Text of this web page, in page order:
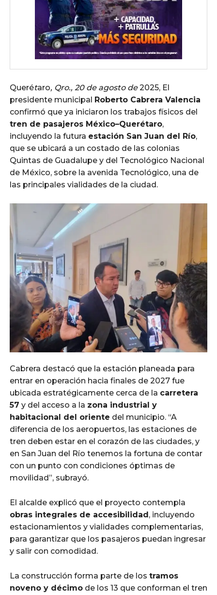
Querétaro, Qro., 20 de agosto de2025, El
presidente municipal Roberto Cabrera Valencia
confirmó que ya iniciaron los trabajos físicos del
tren de pasajeros México–Querétaro,
incluyendo la futura estación San Juan del Río,
que se ubicará a un costado de las colonias
Quintas de Guadalupe y del Tecnológico Nacional
de México, sobre la avenida Tecnológico, una de
las principales vialidades de la ciudad.
Cabrera destacó que la estación planeada para
entrar en operación hacia finales de 2027 fue
ubicada estratégicamente cerca de la carretera
57 y del acceso a la zona industrial y
habitacional del oriente del municipio. “A
diferencia de los aeropuertos, las estaciones de
tren deben estar en el corazón de las ciudades, y
en San Juan del Río tenemos la fortuna de contar
con un punto con condiciones óptimas de
movilidad”, subrayó.
El alcalde explicó que el proyecto contempla
obras integrales de accesibilidad, incluyendo
estacionamientos y vialidades complementarias,
para garantizar que los pasajeros puedan ingresar
y salir con comodidad.
La construcción forma parte de los tramos
noveno y décimo de los 13 que conforman el tren